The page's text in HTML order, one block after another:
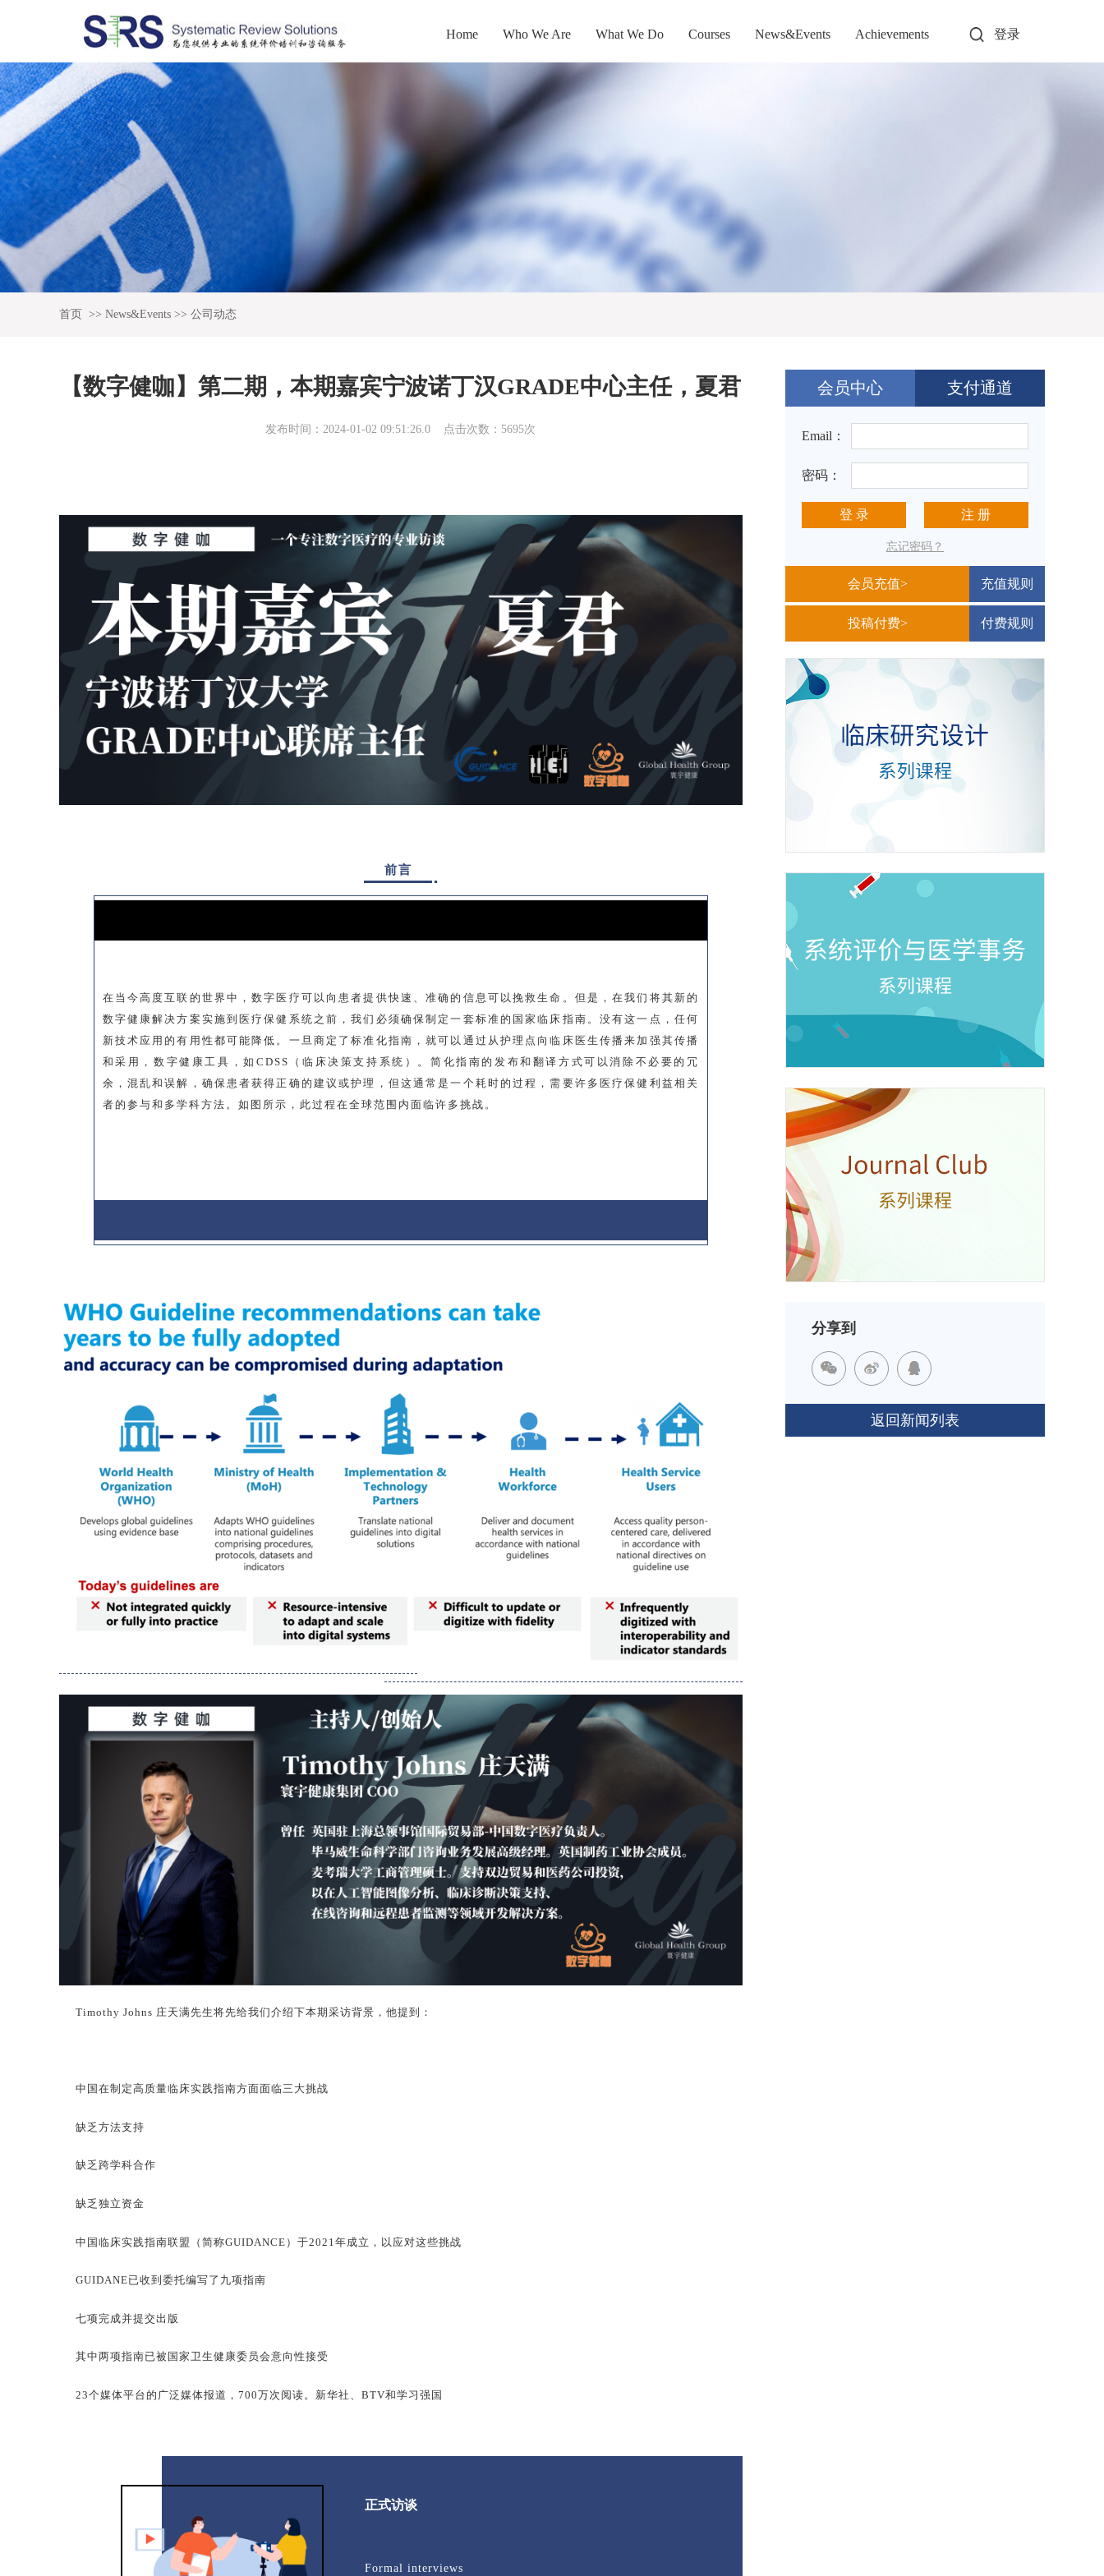
Home Who We Are What We Do Courses News&Events Achievements 登录
搜索
首页 >> News&Events >> 公司动态
【数字健咖】第二期，本期嘉宾宁波诺丁汉GRADE中心主任，夏君
发布时间：2024-01-02 09:51:26.0 点击次数：5695次
前言
在当今高度互联的世界中，数字医疗可以向患者提供快速、准确的信息可以挽救生命。但是，在我们将其新的
数字健康解决方案实施到医疗保健系统之前，我们必须确保制定一套标准的国家临床指南。没有这一点，任何
新技术应用的有用性都可能降低。一旦商定了标准化指南，就可以通过从护理点向临床医生传播来加强其传播
和采用，数字健康工具，如CDSS（临床决策支持系统）。简化指南的发布和翻译方式可以消除不必要的冗
余，混乱和误解，确保患者获得正确的建议或护理，但这通常是一个耗时的过程，需要许多医疗保健利益相关
者的参与和多学科方法。如图所示，此过程在全球范围内面临许多挑战。
Timothy Johns 庄天满先生将先给我们介绍下本期采访背景，他提到：
中国在制定高质量临床实践指南方面面临三大挑战
缺乏方法支持
缺乏跨学科合作
缺乏独立资金
中国临床实践指南联盟（简称GUIDANCE）于2021年成立，以应对这些挑战
GUIDANE已收到委托编写了九项指南
七项完成并提交出版
其中两项指南已被国家卫生健康委员会意向性接受
23个媒体平台的广泛媒体报道，700万次阅读。新华社、BTV和学习强国
正式访谈
Formal interviews
会员中心 支付通道
Email：
密码：
登 录 注 册
忘记密码？
会员充值> 充值规则
投稿付费> 付费规则
分享到
返回新闻列表